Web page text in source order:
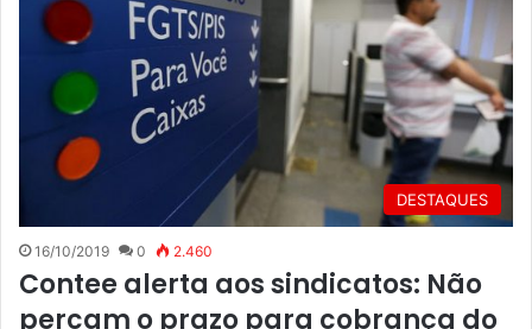
DESTAQUES
16/10/2019 0 2.460
Contee alerta aos sindicatos: Não
percam o prazo para cobrança do